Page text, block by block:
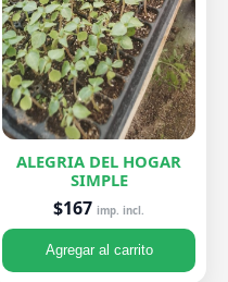
ALEGRIA DEL HOGAR
SIMPLE
$167 imp. incl.
Agregar al carrito